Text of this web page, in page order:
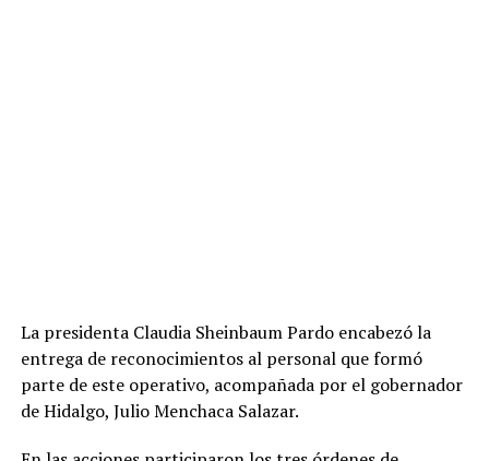
La presidenta Claudia Sheinbaum Pardo encabezó la
entrega de reconocimientos al personal que formó
parte de este operativo, acompañada por el gobernador
de Hidalgo, Julio Menchaca Salazar.